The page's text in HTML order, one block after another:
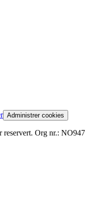
Administrer cookies
Org nr.: NO947